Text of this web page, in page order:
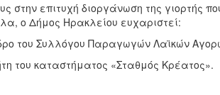
στην επιτυχή διοργάνωση της γιορτής
ο Δήμος Ηρακλείου ευχαριστεί:
του Συλλόγου Παραγωγών Λαϊκών
του καταστήματος «Σταθμός Κρέατος».